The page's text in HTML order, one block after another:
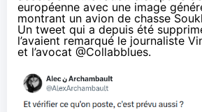
européenne avec une image
montrant un avion de chasse
Un tweet qui a depuis été
l’avaient remarqué le journaliste
et l’avocat @Collabblues.